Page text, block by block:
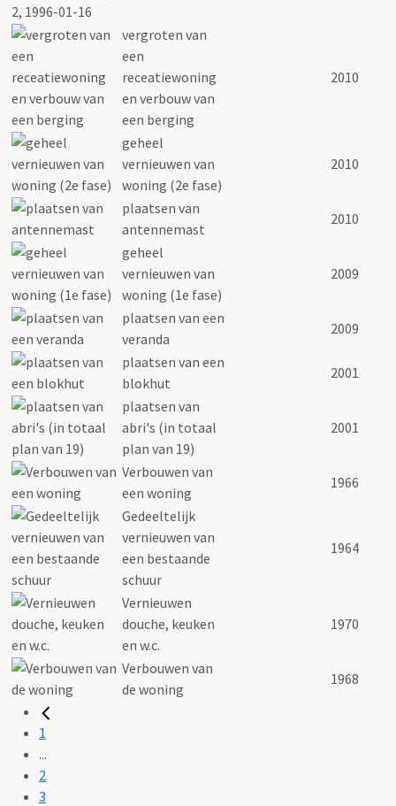
vergroten van
een
receatiewoning
en verbouw van
een berging
2010
geheel
vernieuwen van
woning (2e fase)
2010
plaatsen van
antennemast
2010
geheel
vernieuwen van
woning (1e fase)
2009
plaatsen van een
veranda
2009
plaatsen van een
blokhut
2001
plaatsen van
abri's (in totaal
plan van 19)
2001
Verbouwen van
een woning
1966
Gedeeltelijk
vernieuwen van
een bestaande
schuur
1964
Vernieuwen
douche, keuken
en w.c.
1970
Verbouwen van
de woning
1968
1
...
2
3